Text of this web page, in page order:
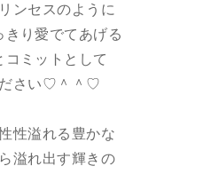
ンセスのように
きり愛でてあげる
コミットとして
さい♡＾＾♡
性溢れる豊かな
溢れ出す輝きの